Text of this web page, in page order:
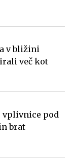
v bližini
več kot
vplivnice pod
brat